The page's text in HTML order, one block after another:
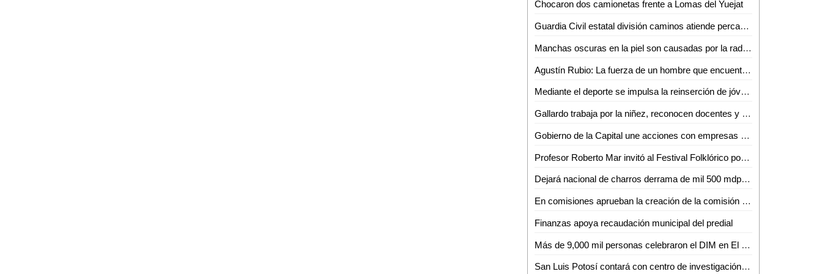
Chocaron dos camionetas frente a Lomas del Yuejat
Guardia Civil estatal división caminos atiende percance en la carretera 80-D
Manchas oscuras en la piel son causadas por la radiación ultravioleta: Dra. Selene Gutiérrez
Agustín Rubio: La fuerza de un hombre que encuentra en la música y el baile su refugio tras sufrir tragedias
Mediante el deporte se impulsa la reinserción de jóvenes y adolescentes privados de su libertad
Gallardo trabaja por la niñez, reconocen docentes y madres de familia
Gobierno de la Capital une acciones con empresas para fortalecer la reforestación con el programa Pulmones Urbanos
Profesor Roberto Mar invitó al Festival Folklórico por el 46 aniversario del Grupo Folklórico Huasteco
Dejará nacional de charros derrama de mil 500 mdp en San Luis Potosí
En comisiones aprueban la creación de la comisión de niñas, niños, adolescentes y jóvenes del Congreso del Estado: Dip. Gabriela Martínez Lárraga
Finanzas apoya recaudación municipal del predial
Más de 9,000 mil personas celebraron el DIM en El Laberinto
San Luis Potosí contará con centro de investigación en salud